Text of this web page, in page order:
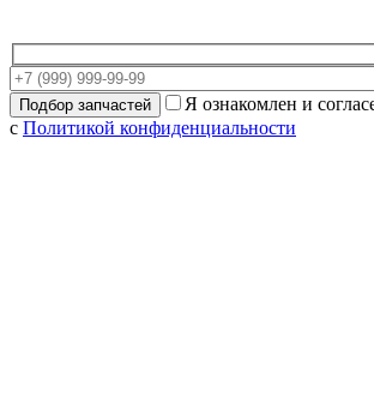
Я ознакомлен и
с Политикой конфиденциальности